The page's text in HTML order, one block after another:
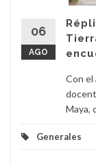
06
AGO
Con el
Maya,
Generales